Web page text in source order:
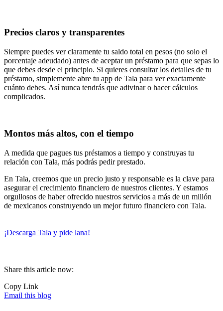
Precios claros y transparentes
Siempre puedes ver claramente tu saldo total en pesos (no solo el
porcentaje adeudado) antes de aceptar un préstamo para que sepas lo
que debes desde el principio. Si quieres consultar los detalles de tu
préstamo, simplemente abre tu app de Tala para ver exactamente
cuánto debes. Así nunca tendrás que adivinar o hacer cálculos
complicados.
Montos más altos, con el tiempo
A medida que pagues tus préstamos a tiempo y construyas tu
relación con Tala, más podrás pedir prestado.
En Tala, creemos que un precio justo y responsable es la clave para
asegurar el crecimiento financiero de nuestros clientes. Y estamos
orgullosos de haber ofrecido nuestros servicios a más de un millón
de mexicanos construyendo un mejor futuro financiero con Tala.
¡Descarga Tala y pide lana!
Share this article now:
Copy Link
Email this blog